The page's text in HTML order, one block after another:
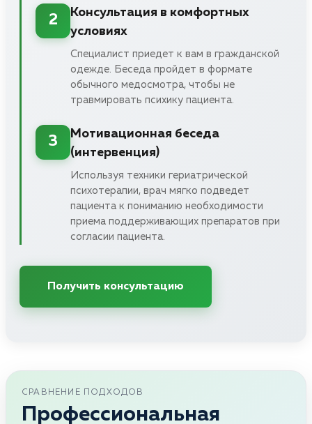
2
Консультация в комфортных
условиях
Специалист приедет к вам в гражданской
одежде. Беседа пройдет в формате
обычного медосмотра, чтобы не
травмировать психику пациента.
3
Мотивационная беседа
(интервенция)
Используя техники гериатрической
психотерапии, врач мягко подведет
пациента к пониманию необходимости
приема поддерживающих препаратов при
согласии пациента.
Получить консультацию
СРАВНЕНИЕ ПОДХОДОВ
Профессиональная